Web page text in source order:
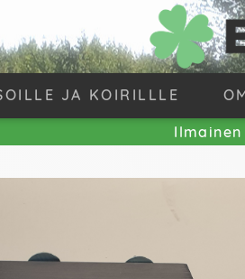
JA KOIRILLLE